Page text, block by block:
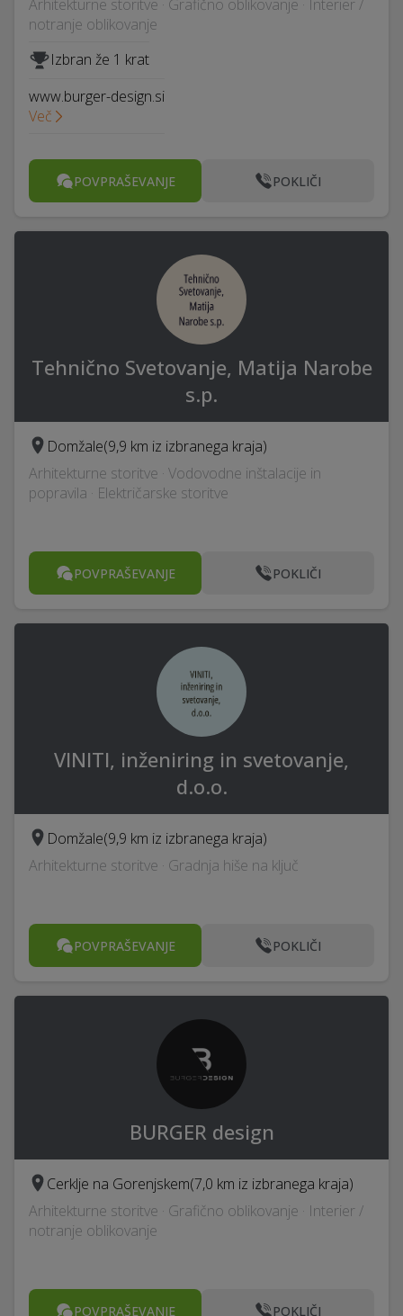
Arhitekturne storitve · Grafično oblikovanje · Interier /
notranje oblikovanje
Izbran že 1 krat
www.burger-design.si
Več
POVPRAŠEVANJE POKLIČI
Tehnično Svetovanje, Matija Narobe
s.p.
Domžale(9,9 km iz izbranega kraja)
Arhitekturne storitve · Vodovodne inštalacije in
popravila · Električarske storitve
POVPRAŠEVANJE POKLIČI
VINITI, inženiring in svetovanje,
d.o.o.
Domžale(9,9 km iz izbranega kraja)
Arhitekturne storitve · Gradnja hiše na ključ
POVPRAŠEVANJE POKLIČI
BURGER design
Cerklje na Gorenjskem(7,0 km iz izbranega kraja)
Arhitekturne storitve · Grafično oblikovanje · Interier /
notranje oblikovanje
POVPRAŠEVANJE POKLIČI